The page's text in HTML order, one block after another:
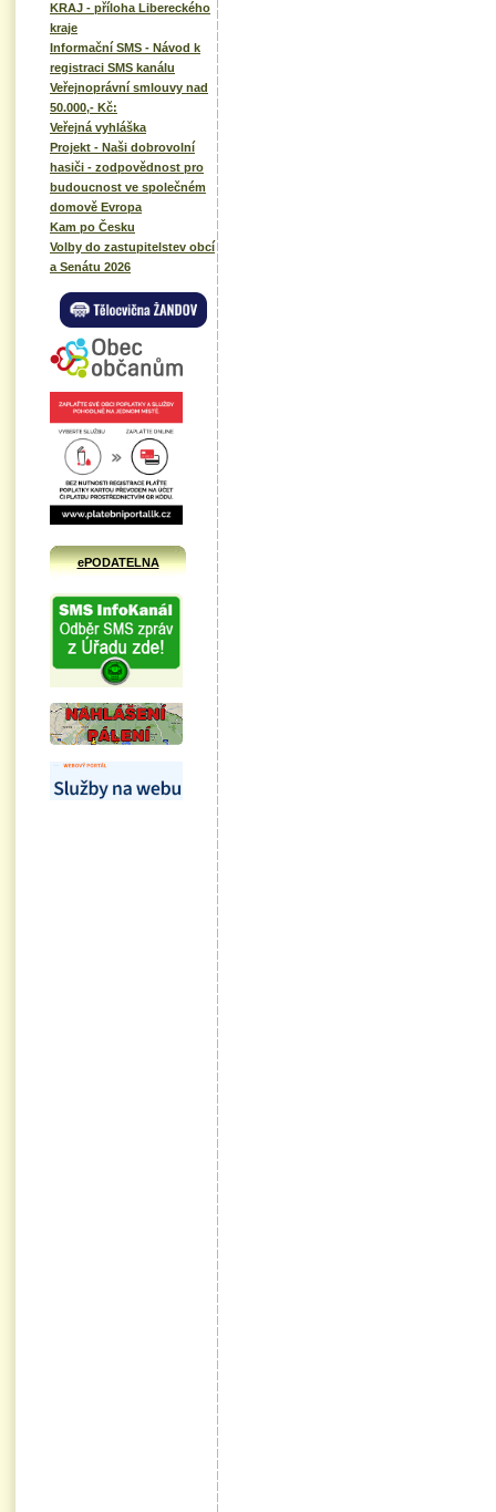
KRAJ - příloha Libereckého
kraje
Informační SMS - Návod k
registraci SMS kanálu
Veřejnoprávní smlouvy nad
50.000,- Kč:
Veřejná vyhláška
Projekt - Naši dobrovolní
hasiči - zodpovědnost pro
budoucnost ve společném
domově Evropa
Kam po Česku
Volby do zastupitelstev obcí
a Senátu 2026
ePODATELNA